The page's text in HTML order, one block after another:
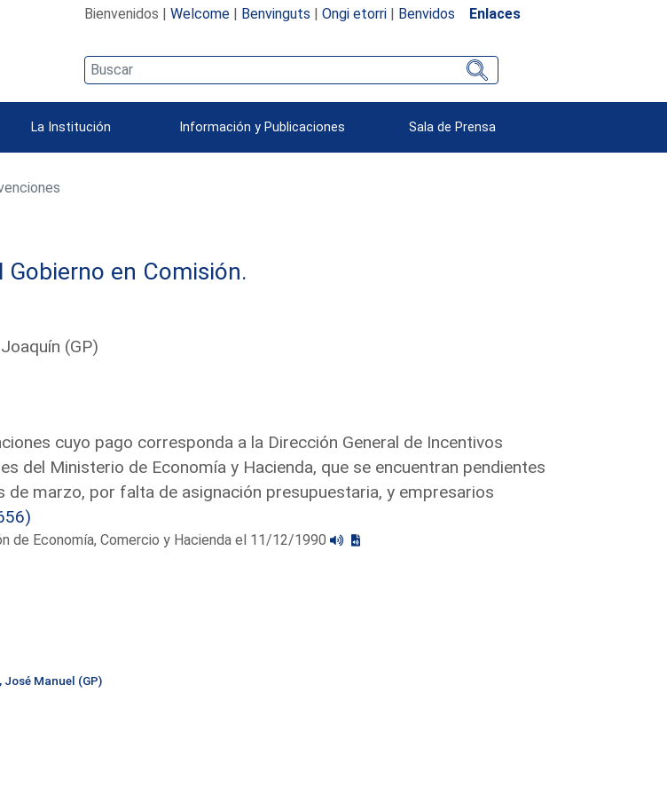
Bienvenidos | Welcome| Benvinguts | Ongi etorri| Benvidos Enlaces
La Institución Información y Publicaciones Sala de Prensa
Gobierno en Comisión.
(GP)
cuyo pago corresponda a la Dirección General de Incentivos
del Ministerio de Economía y Hacienda, que se encuentran pendientes
de marzo, por falta de asignación presupuestaria, y empresarios
de Economía, Comercio y Hacienda el 11/12/1990
Manuel (GP)